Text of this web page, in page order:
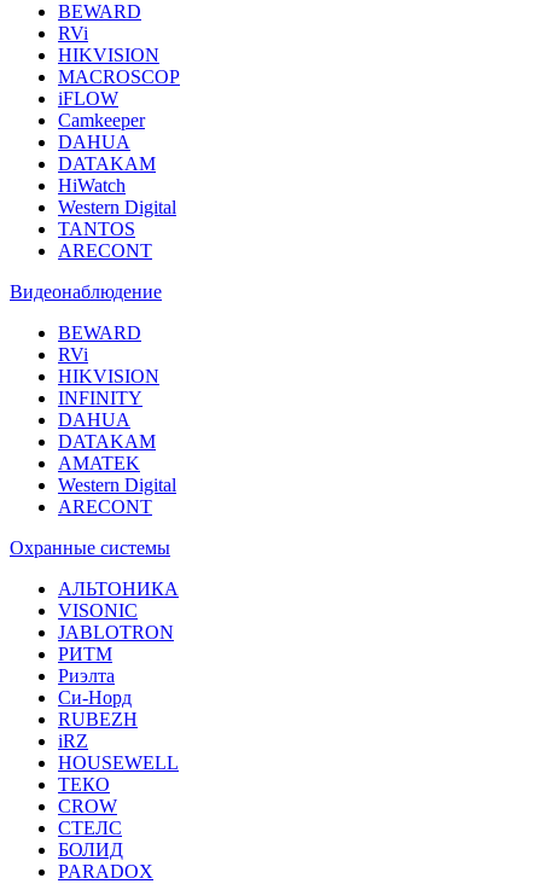
BEWARD
RVi
HIKVISION
MACROSCOP
iFLOW
Camkeeper
DAHUA
DATAKAM
HiWatch
Western Digital
TANTOS
ARECONT
Видеонаблюдение
BEWARD
RVi
HIKVISION
INFINITY
DAHUA
DATAKAM
AMATEK
Western Digital
ARECONT
Охранные системы
АЛЬТОНИКА
VISONIC
JABLOTRON
РИТМ
Риэлта
Си-Норд
RUBEZH
iRZ
HOUSEWELL
ТЕКО
CROW
СТЕЛС
БОЛИД
PARADOX